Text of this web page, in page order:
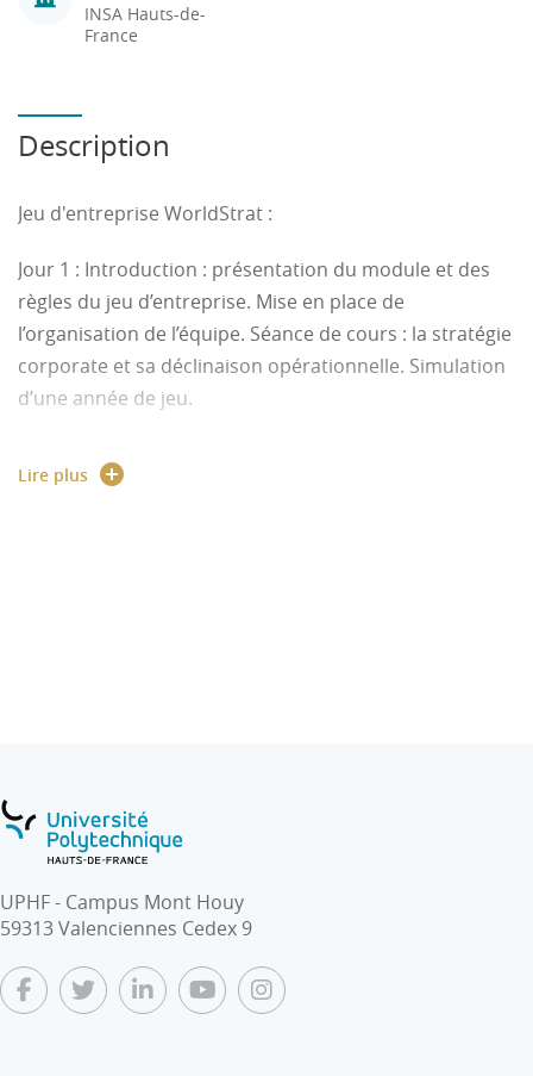
INSA Hauts-de-
France
Description
Jeu d'entreprise WorldStrat :
Jour 1 : Introduction : présentation du module et des
règles du jeu d’entreprise. Mise en place de
l’organisation de l’équipe. Séance de cours : la stratégie
corporate et sa déclinaison opérationnelle. Simulation
d’une année de jeu.
Simulation de trois années de jeu. TD : réalisation du
Soutenance finale
Lire plus
UPHF - Campus Mont Houy
59313 Valenciennes Cedex 9